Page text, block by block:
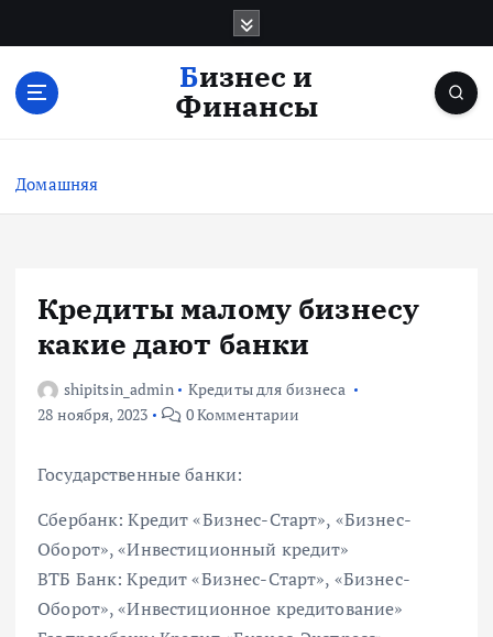
с
Бизнес и
Финансы
Домашняя
Кредиты малому бизнесу
какие дают банки
shipitsin_admin
Кредиты для бизнеса
28 ноября, 2023
0 Комментарии
Государственные банки:
Сбербанк: Кредит «Бизнес-Старт», «Бизнес-
Оборот», «Инвестиционный кредит»
ВТБ Банк: Кредит «Бизнес-Старт», «Бизнес-
Оборот», «Инвестиционное кредитование»